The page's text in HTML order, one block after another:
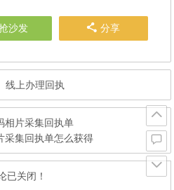
沙发 分享
线上办理回执
相片采集回执单
采集回执单怎么获得
已关闭！